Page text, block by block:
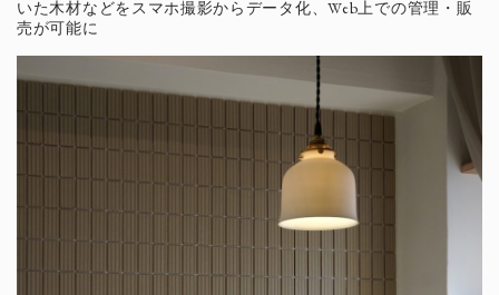
いた木材などをスマホ撮影からデータ化、Web上での管理・販
売が可能に